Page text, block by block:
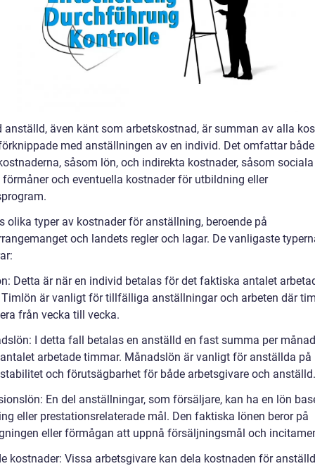
anställd, även känt som arbetskostnad, är summan av alla
med anställningen av en individ. Det omfattar
såsom lön, och indirekta kostnader, såsom sociala
förmåner och eventuella kostnader för utbildning eller
olika typer av kostnader för anställning, beroende på
och landets regler och lagar. De vanligaste
Detta är när en individ betalas för det faktiska antalet
är vanligt för tillfälliga anställningar och arbeten där
från vecka till vecka.
I detta fall betalas en anställd en fast summa per
arbetade timmar. Månadslön är vanligt för anställda på
och förutsägbarhet för både arbetsgivare och anställd.
En del anställningar, som försäljare, kan ha en lön
eller prestationsrelaterade mål. Den faktiska lönen beror på
eller förmågan att uppnå försäljningsmål och
kostnader: Vissa arbetsgivare kan dela kostnaden för